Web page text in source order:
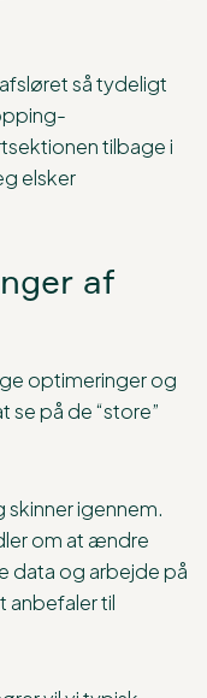
så tydeligt
tilbage i
elsker
af
optimeringer og
se på de “store”
igennem.
om at ændre
data og arbejde på
anbefaler til